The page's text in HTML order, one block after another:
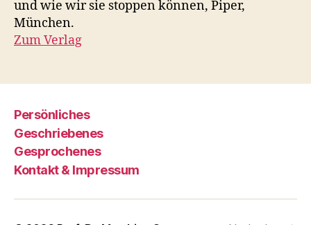
und wie wir sie stoppen können, Piper,
München.
Zum Verlag
Persönliches
Geschriebenes
Gesprochenes
Kontakt & Impressum